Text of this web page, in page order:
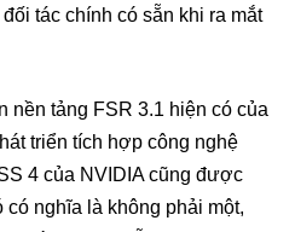
tác chính có sẵn khi ra mắt
nền tảng FSR 3.1 hiện có của
triển tích hợp công nghệ
4 của NVIDIA cũng được
nghĩa là không phải một,